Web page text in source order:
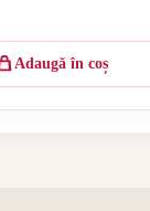
Adaugă în coș